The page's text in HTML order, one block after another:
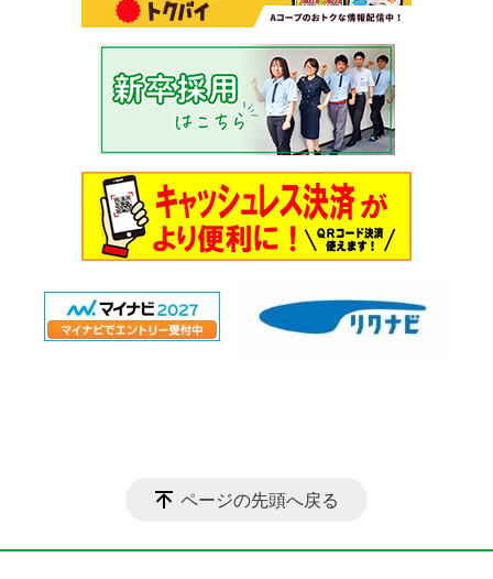
ページの先頭へ戻る